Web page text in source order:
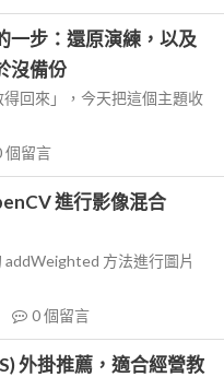
一步：還原演練，以及
沒備份
回來」，今天把這個主題收
個留言
進行影像混合
方法進行圖片
0個留言
外掛推薦，適合經營教